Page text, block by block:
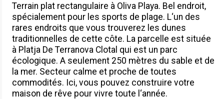
Terrain plat rectangulaire à Oliva Playa. Bel endroit,
spécialement pour les sports de plage. L‘un des
rares endroits que vous trouverez les dunes
traditionnelles de cette côte. La parcelle est située
à Platja De Terranova Clotal qui est un parc
écologique. A seulement 250 mètres du sable et de
la mer. Secteur calme et proche de toutes
commodités. Ici, vous pouvez construire votre
maison de rêve pour vivre toute l‘année.